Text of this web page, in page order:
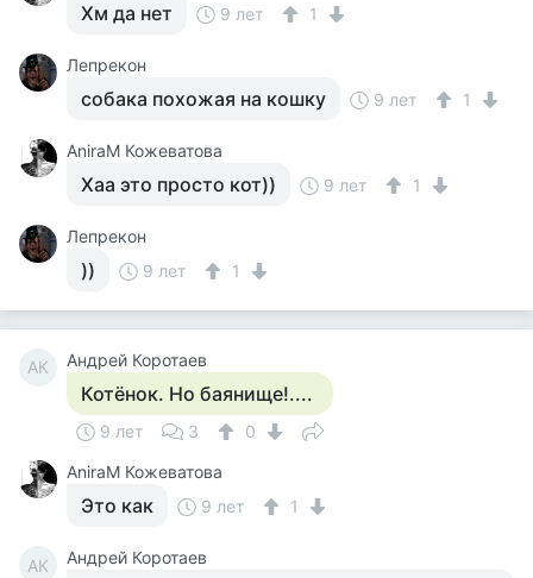
Хм да нет 9 лет 1
Лепрекон
собака похожая на кошку 9 лет 1
AniraM Кожеватова
Хаа это просто кот)) 9 лет 1
Лепрекон
)) 9 лет 1
АК Андрей Коротаев
Котёнок. Но баянище!....
9 лет 3
0
AniraM Кожеватова
Это как 9 лет 1
АК Андрей Коротаев